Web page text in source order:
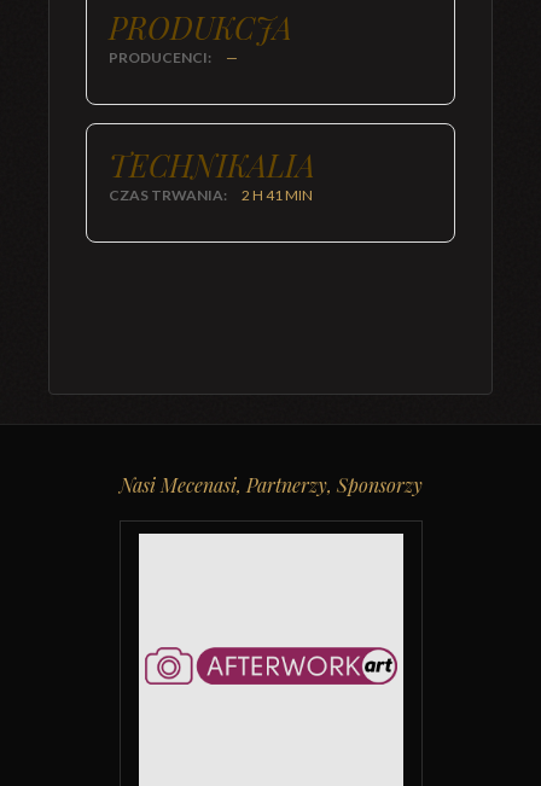
PRODUKCJA
PRODUCENCI: —
TECHNIKALIA
CZAS TRWANIA: 2 H 41 MIN
Nasi Mecenasi, Partnerzy, Sponsorzy